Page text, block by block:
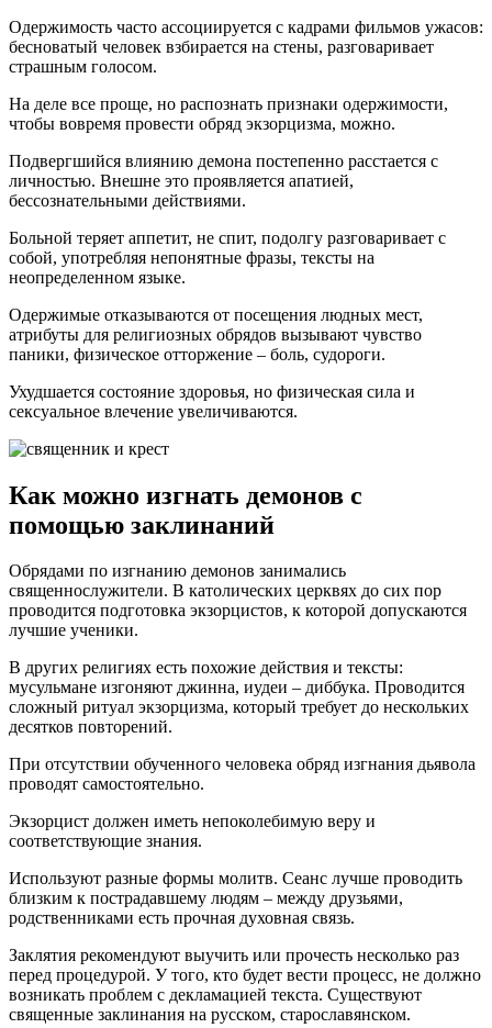
Одержимость часто ассоциируется с кадрами фильмов ужасов:
бесноватый человек взбирается на стены, разговаривает
страшным голосом.
На деле все проще, но распознать признаки одержимости,
чтобы вовремя провести обряд экзорцизма, можно.
Подвергшийся влиянию демона постепенно расстается с
личностью. Внешне это проявляется апатией,
бессознательными действиями.
Больной теряет аппетит, не спит, подолгу разговаривает с
собой, употребляя непонятные фразы, тексты на
неопределенном языке.
Одержимые отказываются от посещения людных мест,
атрибуты для религиозных обрядов вызывают чувство
паники, физическое отторжение – боль, судороги.
Ухудшается состояние здоровья, но физическая сила и
сексуальное влечение увеличиваются.
Как можно изгнать демонов с
помощью заклинаний
Обрядами по изгнанию демонов занимались
священнослужители. В католических церквях до сих пор
проводится подготовка экзорцистов, к которой допускаются
лучшие ученики.
В других религиях есть похожие действия и тексты:
мусульмане изгоняют джинна, иудеи – диббука. Проводится
сложный ритуал экзорцизма, который требует до нескольких
десятков повторений.
При отсутствии обученного человека обряд изгнания дьявола
проводят самостоятельно.
Экзорцист должен иметь непоколебимую веру и
соответствующие знания.
Используют разные формы молитв. Сеанс лучше проводить
близким к пострадавшему людям – между друзьями,
родственниками есть прочная духовная связь.
Заклятия рекомендуют выучить или прочесть несколько раз
перед процедурой. У того, кто будет вести процесс, не должно
возникать проблем с декламацией текста. Существуют
священные заклинания на русском, старославянском.